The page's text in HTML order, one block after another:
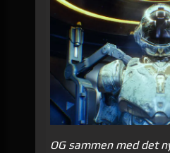
OG sammen med det